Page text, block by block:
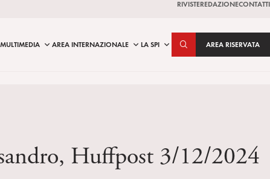
RIVISTEREDAZIONECONTATTI
MULTIMEDIA AREA INTERNAZIONALE LA SPI AREA RISERVATA
Huffpost 3/12/2024